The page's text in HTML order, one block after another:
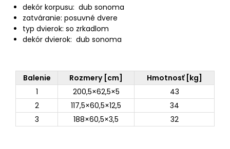
dekór korpusu: dub sonoma
zatváranie: posuvné dvere
typ dvierok: so zrkadlom
dekór dvierok: dub sonoma
Balenie Rozmery [cm]
Hmotnosť [kg]
1
200,5×62,5×5
43
2
117,5×60,5×12,5
34
3
188×60,5×3,5 32